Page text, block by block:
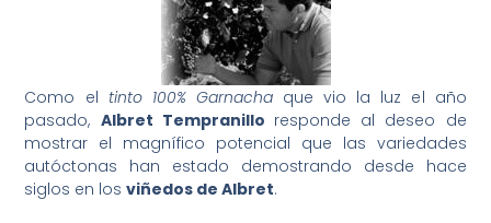
Como el tinto 100% Garnachaque vio la luz el año
pasado, Albret Tempranillo responde al deseo de
mostrar el magnífico potencial que las variedades
autóctonas han estado demostrando desde hace
siglos en losviñedos de Albret.